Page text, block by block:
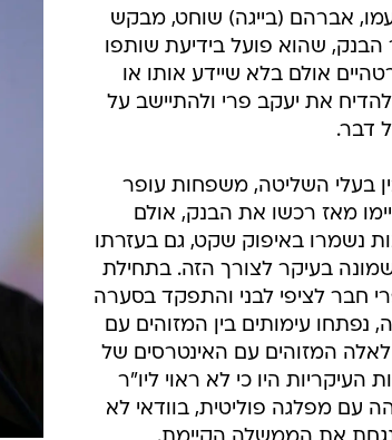
אבישר
בהפתעה לפני כשנה כי שוחט,
שליטה נוסף, להדחת פרי. שוחט: "הייתי
מזרחי טפחות פרץ לאחר
בהפתעה, לפני כשנה, כי
אברהם (בייגה) שוחט, מבקש
הבנק, שהוא פועל בידיעת שותפו
אולם בלא שיידע אותו או
את יעקב פרי ולהתיישב על
דבר.
בעלי השליטה, משפחות עופר